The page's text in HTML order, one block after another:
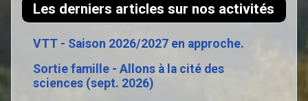
Les derniers articles sur nos activités
VTT - Saison 2026/2027 en approche.
Sortie famille - Allons à la cité des
sciences (sept. 2026)